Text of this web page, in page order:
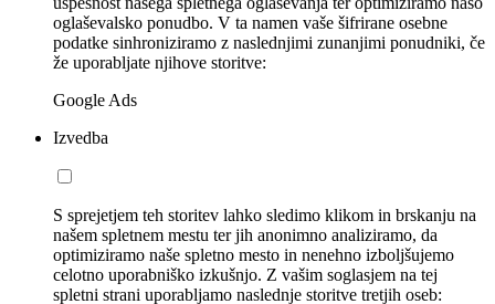
oglaševalsko ponudbo. V ta namen vaše šifrirane osebne
podatke sinhroniziramo z naslednjimi zunanjimi ponudniki, če
že uporabljate njihove storitve:
Google Ads
Izvedba
S sprejetjem teh storitev lahko sledimo klikom in brskanju na
našem spletnem mestu ter jih anonimno analiziramo, da
optimiziramo naše spletno mesto in nenehno izboljšujemo
celotno uporabniško izkušnjo. Z vašim soglasjem na tej
spletni strani uporabljamo naslednje storitve tretjih oseb: